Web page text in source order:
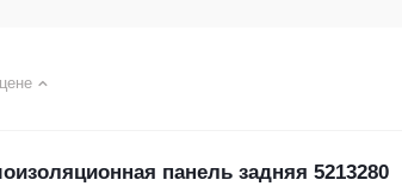
панель задняя 5213280